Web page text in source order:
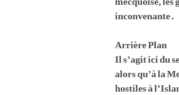
inconvenante.
Arrière Plan
Il s’agit ici du
alors qu’à la
hostiles à